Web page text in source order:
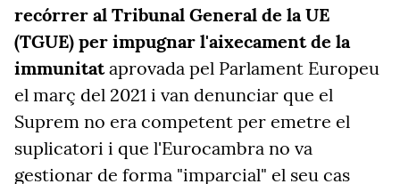
recórrer al Tribunal General de la UE
(TGUE) per impugnar l'aixecament de la
immunitataprovada pel Parlament Europeu
el març del 2021 i van denunciar que el
Suprem no era competent per emetre el
suplicatori i que l'Eurocambra no va
gestionar de forma "imparcial" el seu cas